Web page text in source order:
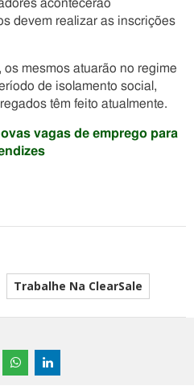
acontecerão
devem realizar as inscrições
mesmos atuarão no regime
de isolamento social,
têm feito atualmente.
vagas de emprego para
Trabalhe Na ClearSale